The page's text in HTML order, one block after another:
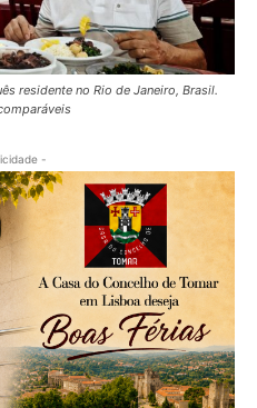
residente no Rio de Janeiro, Brasil.
-